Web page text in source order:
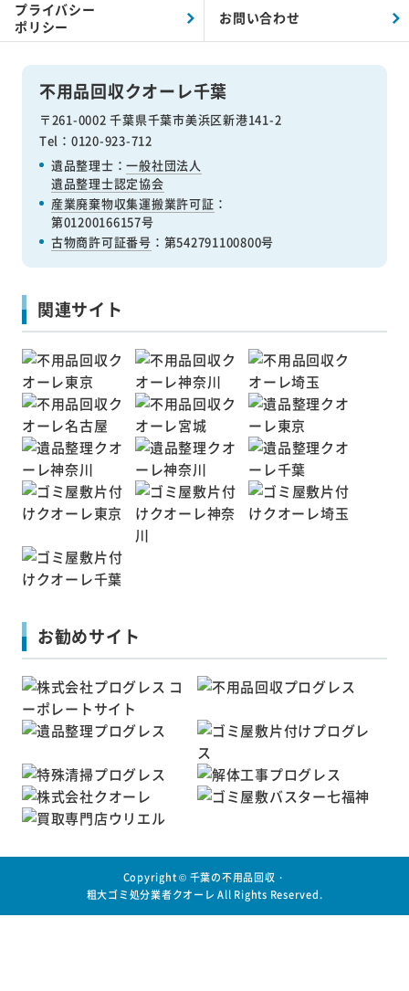
不用品回収クオーレ千葉
〒261-0002 千葉県千葉市美浜区新港141-2
Tel：0120-923-712
遺品整理士：一般社団法人
遺品整理士認定協会
産業廃棄物収集運搬業許可証 ：
第01200166157号
古物商許可証番号 ：第542791100800号
プライバシー
ポリシー
お問い合わせ
関連サイト
お勧めサイト
Copyright © 千葉の不用品回収・
粗大ゴミ処分業者クオーレ All Rights Reserved.